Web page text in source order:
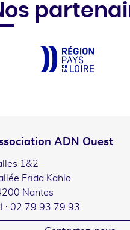
ADN Ouest
1&2
Frida Kahlo
Nantes
: 02 79 93 79 93